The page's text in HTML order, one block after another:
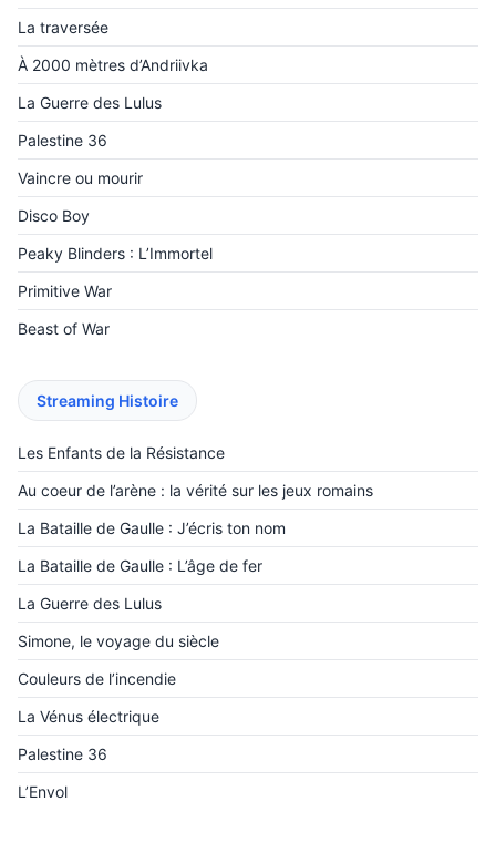
La traversée
À 2000 mètres d’Andriivka
La Guerre des Lulus
Palestine 36
Vaincre ou mourir
Disco Boy
Peaky Blinders : L’Immortel
Primitive War
Beast of War
Streaming Histoire
Les Enfants de la Résistance
Au coeur de l’arène : la vérité sur les jeux romains
La Bataille de Gaulle : J’écris ton nom
La Bataille de Gaulle : L’âge de fer
La Guerre des Lulus
Simone, le voyage du siècle
Couleurs de l’incendie
La Vénus électrique
Palestine 36
L’Envol